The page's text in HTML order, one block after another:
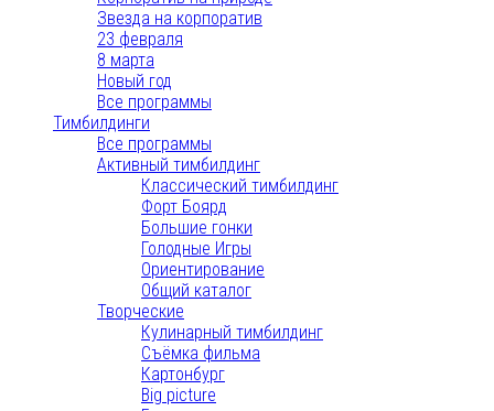
Звезда на корпоратив
23 февраля
8 марта
Новый год
Все программы
Тимбилдинги
Все программы
Активный тимбилдинг
Классический тимбилдинг
Форт Боярд
Большие гонки
Голодные Игры
Ориентирование
Общий каталог
Творческие
Кулинарный тимбилдинг
Съёмка фильма
Картонбург
Big picture